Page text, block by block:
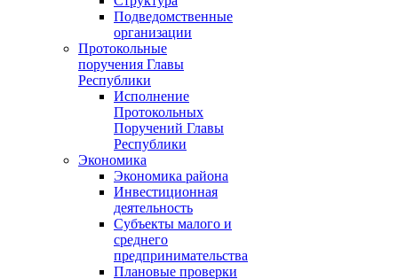
Подведомственные
организации
Протокольные
поручения Главы
Республики
Исполнение
Протокольных
Поручений Главы
Республики
Экономика
Экономика района
Инвестиционная
деятельность
Субъекты малого и
среднего
предпринимательства
Плановые проверки